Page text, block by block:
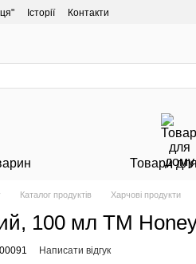
Історії Контакти
Товари
Каталог продуктів Харчові продукти
100 мл ТМ
Написати відгук